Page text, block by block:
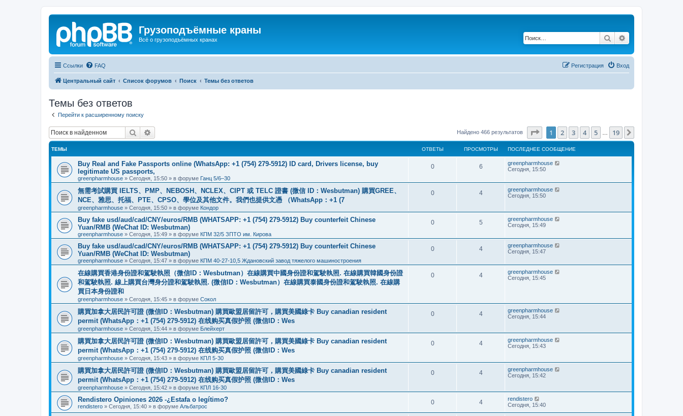
Грузоподъёмные краны
Всё о грузоподъёмных кранах Поиск
Ссылки FAQ Вход
Регистрация
Центральный сайт Список форумов Поиск Темы без ответов
Темы без ответов
Перейти к расширенному поиску
Поиск Найдено 466 результатов Страница1 из 19
1 2 3 4 5 19
ТЕМЫ ОТВЕТЫ ПРОСМОТРЫ ПОСЛЕДНЕЕ СООБЩЕНИЕ
Buy Real and Fake Passports online (WhatsApp: +1 (754) 279-5912) ID card, Drivers license, buy
legitimate US passports,
greenpharmhouse » Сегодня, 15:50 » в форуме Ганц 5/6–30
0 6
greenpharmhouse
Сегодня, 15:50
無需考試購買 IELTS、PMP、NEBOSH、NCLEX、CIPT 或 TELC 證書 (微信 ID：Wesbutman) 購買GREE、
NCE、雅思、托福、PTE、CPSO、學位及其他文件。我們也提供文憑 （WhatsApp：+1 (7
greenpharmhouse » Сегодня, 15:50 » в форуме Кондор
0 4
greenpharmhouse
Сегодня, 15:50
Buy fake usd/aud/cad/CNY/euros/RMB (WHATSAPP: +1 (754) 279-5912) Buy counterfeit Chinese
Yuan/RMB (WeChat ID: Wesbutman)
greenpharmhouse » Сегодня, 15:49 » в форуме КПМ 32/5 ЗПТО им. Кирова
0 5
greenpharmhouse
Сегодня, 15:49
Buy fake usd/aud/cad/CNY/euros/RMB (WHATSAPP: +1 (754) 279-5912) Buy counterfeit Chinese
Yuan/RMB (WeChat ID: Wesbutman)
greenpharmhouse » Сегодня, 15:47 » в форуме КПМ 40-27-10,5 Ждановский завод тяжелого машиностроения
0 4
greenpharmhouse
Сегодня, 15:47
在線購買香港身份證和駕駛執照（微信ID：Wesbutman）在線購買中國身份證和駕駛執照. 在線購買韓國身份證
和駕駛執照. 線上購買台灣身分證和駕駛執照. (微信ID：Wesbutman）在線購買泰國身份證和駕駛執照. 在線購
買日本身份證和
greenpharmhouse » Сегодня, 15:45 » в форуме Сокол
0 4
greenpharmhouse
Сегодня, 15:45
購買加拿大居民許可證 (微信ID：Wesbutman) 購買歐盟居留許可，購買美國綠卡 Buy canadian resident
permit (WhatsApp：+1 (754) 279-5912) 在线购买真假护照 (微信ID：Wes
greenpharmhouse » Сегодня, 15:44 » в форуме Блейхерт
0 4
greenpharmhouse
Сегодня, 15:44
購買加拿大居民許可證 (微信ID：Wesbutman) 購買歐盟居留許可，購買美國綠卡 Buy canadian resident
permit (WhatsApp：+1 (754) 279-5912) 在线购买真假护照 (微信ID：Wes
greenpharmhouse » Сегодня, 15:43 » в форуме КПЛ 5-30
0 4
greenpharmhouse
Сегодня, 15:43
購買加拿大居民許可證 (微信ID：Wesbutman) 購買歐盟居留許可，購買美國綠卡 Buy canadian resident
permit (WhatsApp：+1 (754) 279-5912) 在线购买真假护照 (微信ID：Wes
greenpharmhouse » Сегодня, 15:42 » в форуме КПЛ 16-30
0 4
greenpharmhouse
Сегодня, 15:42
Rendistero Opiniones 2026 -¿Estafa o legítimo?
rendistero » Сегодня, 15:40 » в форуме Альбатрос
0 4
rendistero
Сегодня, 15:40